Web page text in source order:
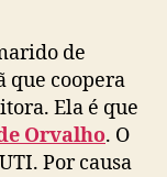
de
que coopera
Ela é que
Orvalho. O
Por causa